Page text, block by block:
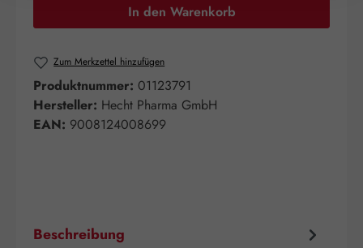
In den Warenkorb
Zum Merkzettel hinzufügen
Produktnummer: 01123791
Hersteller: Hecht Pharma GmbH
EAN: 9008124008699
Beschreibung